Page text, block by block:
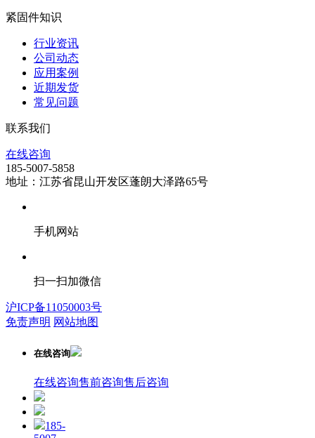
紧固件知识
行业资讯
公司动态
应用案例
近期发货
常见问题
联系我们
在线咨询
185-5007-5858
地址：江苏省昆山开发区蓬朗大泽路65号
手机网站
扫一扫加微信
沪ICP备11050003号
免责声明 网站地图
在线咨询
在线咨询售前咨询售后咨询
185-